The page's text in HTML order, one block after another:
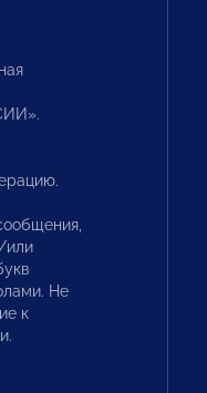
или
Не
к